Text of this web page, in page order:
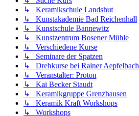
↳ Keramikschule Landshut
↳ Kunstakademie Bad Reichenhall
↳ Kunstschule Bannewitz
↳ Kunstzentrum Bosener Mühle
↳ Verschiedene Kurse
↳ Seminare der Spatzen
↳ Drehkurse bei Rainer Aepfelbach
↳ Veranstalter: Proton
↳ Kai Becker Staudt
↳ Keramikgruppe Grenzhausen
↳ Keramik Kraft Workshops
↳ Workshops